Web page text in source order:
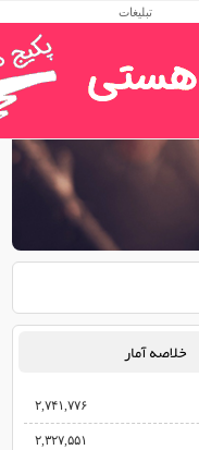
خلاصه آمار
۲,۷۴۱,۷۷۶
۲,۳۲۷,۵۵۱
تبلیغات